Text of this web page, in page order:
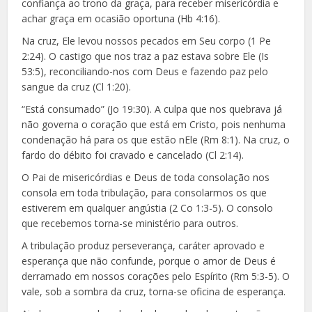
confiança ao trono da graça, para receber misericórdia e
achar graça em ocasião oportuna (Hb 4:16).
Na cruz, Ele levou nossos pecados em Seu corpo (1 Pe
2:24). O castigo que nos traz a paz estava sobre Ele (Is
53:5), reconciliando-nos com Deus e fazendo paz pelo
sangue da cruz (Cl 1:20).
“Está consumado” (Jo 19:30). A culpa que nos quebrava já
não governa o coração que está em Cristo, pois nenhuma
condenação há para os que estão nEle (Rm 8:1). Na cruz, o
fardo do débito foi cravado e cancelado (Cl 2:14).
O Pai de misericórdias e Deus de toda consolação nos
consola em toda tribulação, para consolarmos os que
estiverem em qualquer angústia (2 Co 1:3-5). O consolo
que recebemos torna-se ministério para outros.
A tribulação produz perseverança, caráter aprovado e
esperança que não confunde, porque o amor de Deus é
derramado em nossos corações pelo Espírito (Rm 5:3-5). O
vale, sob a sombra da cruz, torna-se oficina de esperança.